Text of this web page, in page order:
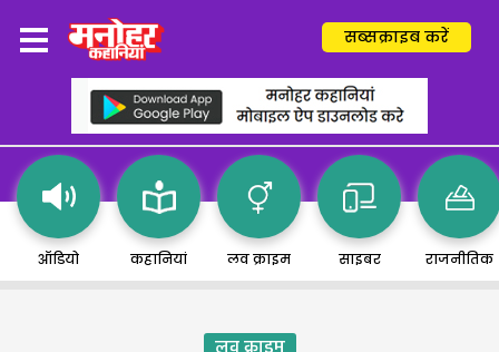
सब्सक्राइब करें
ऑडियो कहानियां लव क्राइम साइबर राजनीतिक